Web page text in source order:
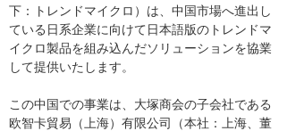
下：トレンドマイクロ）は、中国市場へ進出し
ている日系企業に向けて日本語版のトレンドマ
イクロ製品を組み込んだソリューションを協業
して提供いたします。
この中国での事業は、大塚商会の子会社である
欧智卡貿易（上海）有限公司（本社：上海、董